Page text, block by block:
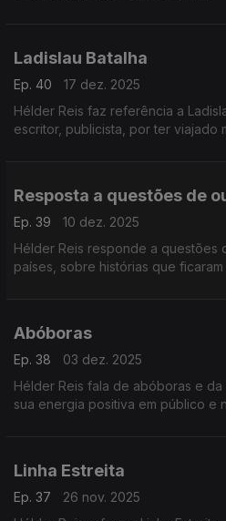
Ladislau Batalha
Ep. 40
17 dez. 2025
Hélder Reis faz referência a
escritor, publicista, por ter viajado
Resposta a questões de
Ep. 39
10 dez. 2025
Hélder Reis responde a questões
países, sobre histórias que
Abóboras
Ep. 38
03 dez. 2025
Hélder Reis fala de abóboras e
sua energia positiva em público e
Linha Estreita
Ep. 37
26 nov. 2025